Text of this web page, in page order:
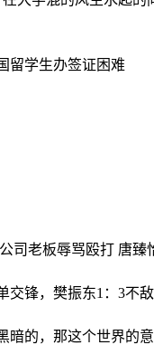
留学生办签证困难
司老板辱骂殴打 唐臻
交锋，樊振东1：3不
暗的，那这个世界的